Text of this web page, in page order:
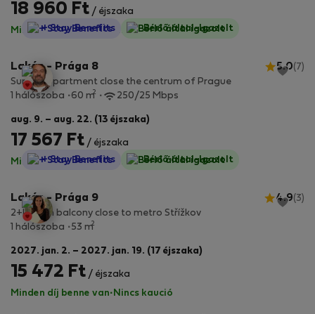
18 960 Ft / éjszaka
Minden díj benne van·Nincs kaució
StayProtection
+ Stay Benefits Bérlő által-Igazolt
Lakás - Prága 8 5.0(7)
Sunny appartment close the centrum of Prague
1 hálószoba
60 m2 250/25 Mbps
aug. 9. – aug. 22. (13 éjszaka)
17 567 Ft / éjszaka
Minden díj benne van·Nincs kaució
StayProtection
+ Stay Benefits Bérlő által-Igazolt
Lakás - Prága 9 4.9(3)
2+kk with balcony close to metro Střížkov
1 hálószoba
53 m2
2027. jan. 2. – 2027. jan. 19. (17 éjszaka)
15 472 Ft / éjszaka
Minden díj benne van· Nincs kaució